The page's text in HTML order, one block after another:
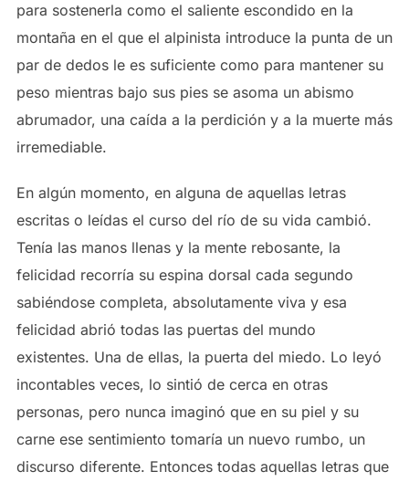
para sostenerla como el saliente escondido en la
montaña en el que el alpinista introduce la punta de un
par de dedos le es suficiente como para mantener su
peso mientras bajo sus pies se asoma un abismo
abrumador, una caída a la perdición y a la muerte más
irremediable.
En algún momento, en alguna de aquellas letras
escritas o leídas el curso del río de su vida cambió.
Tenía las manos llenas y la mente rebosante, la
felicidad recorría su espina dorsal cada segundo
sabiéndose completa, absolutamente viva y esa
felicidad abrió todas las puertas del mundo
existentes. Una de ellas, la puerta del miedo. Lo leyó
incontables veces, lo sintió de cerca en otras
personas, pero nunca imaginó que en su piel y su
carne ese sentimiento tomaría un nuevo rumbo, un
discurso diferente. Entonces todas aquellas letras que